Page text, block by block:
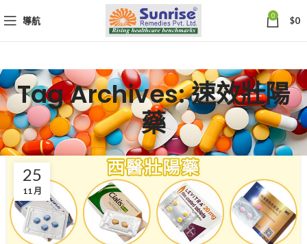
導航 0 $0
Tag Archives: 速效壯陽
藥
25
11 月